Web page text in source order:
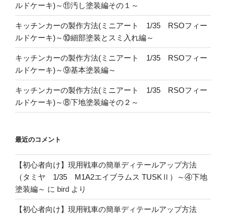
ルドケーキ)～⑪汚し塗装編その１～
キッチンカーの製作方法(ミニアート 1/35 RSOフィー
ルドケーキ)～⑩細部塗装とスミ入れ編～
キッチンカーの製作方法(ミニアート 1/35 RSOフィー
ルドケーキ)～⑨基本塗装編～
キッチンカーの製作方法(ミニアート 1/35 RSOフィー
ルドケーキ)～⑧下地塗装編その２～
最近のコメント
【初心者向け】現用戦車の簡単ディテールアップ方法
（タミヤ 1/35 M1A2エイブラムス TUSKⅡ）～④下地
塗装編～ に bird より
【初心者向け】現用戦車の簡単ディテールアップ方法